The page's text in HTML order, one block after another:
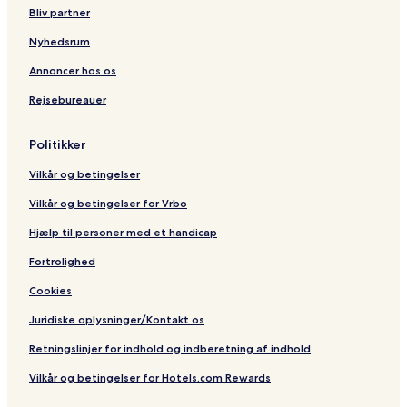
Bliv partner
Nyhedsrum
Annoncer hos os
Rejsebureauer
Politikker
Vilkår og betingelser
Vilkår og betingelser for Vrbo
Hjælp til personer med et handicap
Fortrolighed
Cookies
Juridiske oplysninger/Kontakt os
Retningslinjer for indhold og indberetning af indhold
Vilkår og betingelser for Hotels.com Rewards